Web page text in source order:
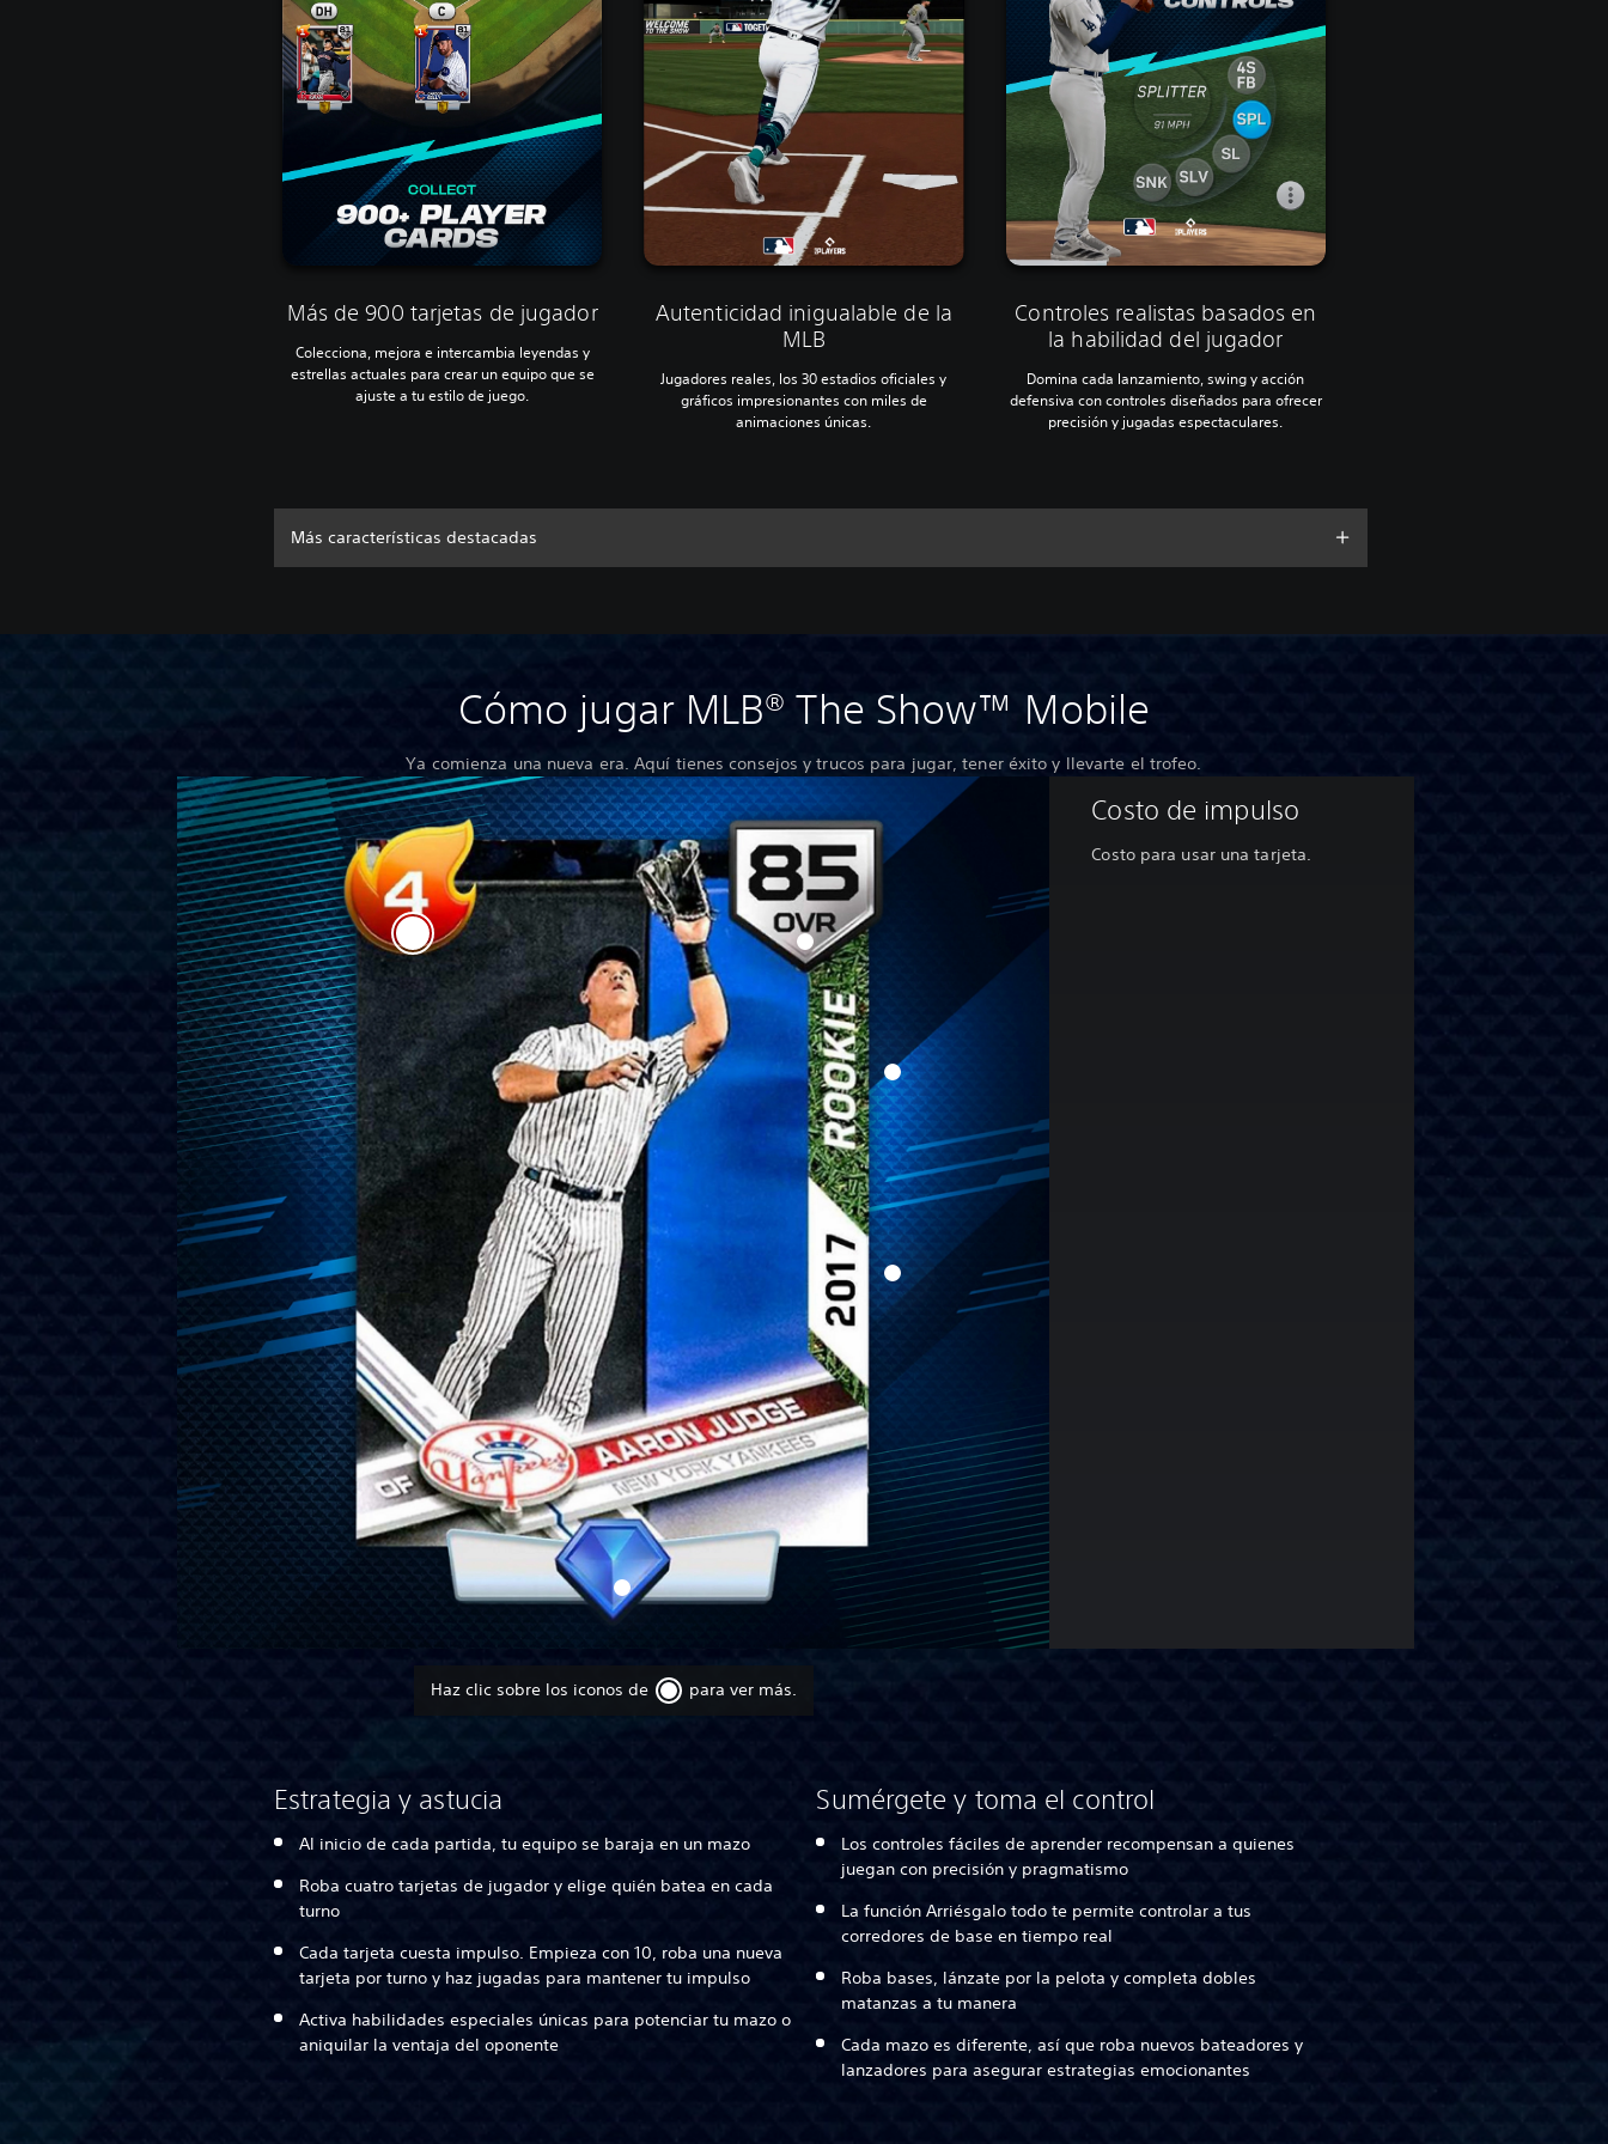
Más de 900 tarjetas de jugador
Colecciona, mejora e intercambia leyendas y
estrellas actuales para crear un equipo que se
ajuste a tu estilo de juego.
Autenticidad inigualable de la
MLB
Jugadores reales, los 30 estadios oficiales y
gráficos impresionantes con miles de
animaciones únicas.
Controles realistas basados en
la habilidad del jugador
Domina cada lanzamiento, swing y acción
defensiva con controles diseñados para ofrecer
precisión y jugadas espectaculares.
Más características destacadas
Cómo jugar MLB® The Show™ Mobile
Ya comienza una nueva era. Aquí tienes consejos y trucos para jugar, tener éxito y llevarte el trofeo.
Costo de impulso
Costo para usar una tarjeta.
Haz clic sobre los iconos de para ver más.
Estrategia y astucia
Al inicio de cada partida, tu equipo se baraja en un mazo
Roba cuatro tarjetas de jugador y elige quién batea en cada
turno
Cada tarjeta cuesta impulso. Empieza con 10, roba una nueva
tarjeta por turno y haz jugadas para mantener tu impulso
Activa habilidades especiales únicas para potenciar tu mazo o
aniquilar la ventaja del oponente
Sumérgete y toma el control
Los controles fáciles de aprender recompensan a quienes
juegan con precisión y pragmatismo
La función Arriésgalo todo te permite controlar a tus
corredores de base en tiempo real
Roba bases, lánzate por la pelota y completa dobles
matanzas a tu manera
Cada mazo es diferente, así que roba nuevos bateadores y
lanzadores para asegurar estrategias emocionantes